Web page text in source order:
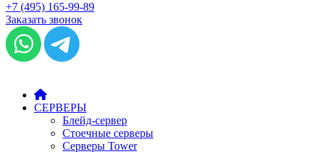
+7 (495) 165-99-89
Заказать звонок
СЕРВЕРЫ
Блейд-сервер
Стоечные серверы
Серверы Tower